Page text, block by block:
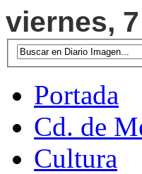
viernes,
Portada
Cd. de
Cultura